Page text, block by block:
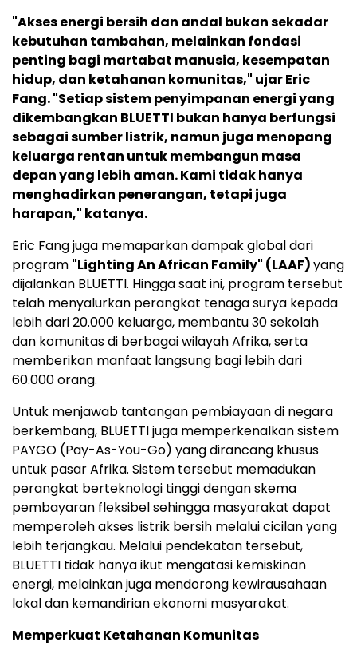
"Akses energi bersih dan andal bukan sekadar
kebutuhan tambahan, melainkan fondasi
penting bagi martabat manusia, kesempatan
hidup, dan ketahanan komunitas," ujar Eric
Fang. "Setiap sistem penyimpanan energi yang
dikembangkan BLUETTI bukan hanya berfungsi
sebagai sumber listrik, namun juga menopang
keluarga rentan untuk membangun masa
depan yang lebih aman. Kami tidak hanya
menghadirkan penerangan, tetapi juga
harapan," katanya.
Eric Fang juga memaparkan dampak global dari
program "Lighting An African Family" (LAAF)yang
dijalankan BLUETTI. Hingga saat ini, program tersebut
telah menyalurkan perangkat tenaga surya kepada
lebih dari 20.000 keluarga, membantu 30 sekolah
dan komunitas di berbagai wilayah Afrika, serta
memberikan manfaat langsung bagi lebih dari
60.000 orang.
Untuk menjawab tantangan pembiayaan di negara
berkembang, BLUETTI juga memperkenalkan sistem
PAYGO (Pay-As-You-Go) yang dirancang khusus
untuk pasar Afrika. Sistem tersebut memadukan
perangkat berteknologi tinggi dengan skema
pembayaran fleksibel sehingga masyarakat dapat
memperoleh akses listrik bersih melalui cicilan yang
lebih terjangkau. Melalui pendekatan tersebut,
BLUETTI tidak hanya ikut mengatasi kemiskinan
energi, melainkan juga mendorong kewirausahaan
lokal dan kemandirian ekonomi masyarakat.
Memperkuat Ketahanan Komunitas